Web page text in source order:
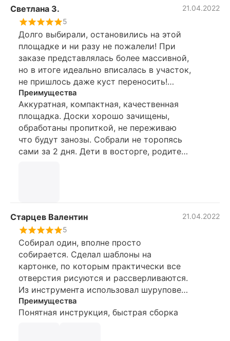
Светлана З.
21.04.2022
5
Долго выбирали, остановились на этой
площадке и ни разу не пожалели! При
заказе представлялась более массивной,
но в итоге идеально вписалась в участок,
не пришлось даже куст переносить!
Смотрится аккуратно и весело!
Рекомендуем!
Преимущества
Аккуратная, компактная, качественная
площадка. Доски хорошо зачищены,
обработаны пропиткой, не переживаю
что будут занозы. Собрали не торопясь
сами за 2 дня. Дети в восторге, родители
Старцев Валентин
21.04.2022
5
Собирал один, вполне просто
собирается. Сделал шаблоны на
картонке, по которым практически все
отверстия рисуются и рассверливаются.
Из инструмента использовал шуруповерт,
3 сверла, линейку и карандаш.
Преимущества
Понятная инструкция, быстрая сборка